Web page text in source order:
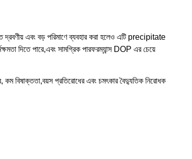
দ্রবণীয় এবং বড় পরিমাণে ব্যবহার করা হলেও এটি precipitate
দিতে পারে,এবং সামগ্রিক পারফরম্যান্স DOP এর চেয়ে
কম বিষাক্ততা,বয়স প্রতিরোধের এবং চমৎকার বৈদ্যুতিক নিরোধক